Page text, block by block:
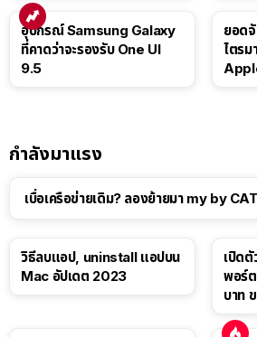
อุปกรณ์ Samsung Galaxy
ที่คาดว่าจะรองรับ One UI
9.5
ยอด
ไตร
กำลังมาแรง
เบื่อเครือข่ายเดิม? ลองย้ายมา my by
วิธีลบแอป, uninstall แอปบน
Mac อัปเดต 2023
เปิด
พอร์ต
บาท